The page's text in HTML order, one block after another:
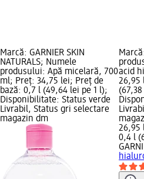
Marcă: GARNIER SKIN
NATURALS; Numele
produsului: Apă micelară, 700
ml; Preț: 34,75 lei; Preț de
bază: 0,7 l (49,64 lei pe 1 l);
Disponibilitate: Status verde
Livrabil, Status gri selectare
magazin dm
acid
26,95
26,95
0,4 l